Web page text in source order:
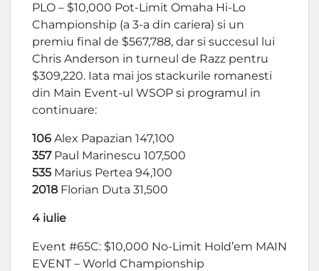
PLO – $10,000 Pot-Limit Omaha Hi-Lo
Championship (a 3-a din cariera) si un
premiu final de $567,788, dar si succesul lui
Chris Anderson in turneul de Razz pentru
$309,220. Iata mai jos stackurile romanesti
din Main Event-ul WSOP si programul in
continuare:
106 Alex Papazian 147,100
357Paul Marinescu 107,500
535 Marius Pertea 94,100
2018 Florian Duta 31,500
4 iulie
Event #65C: $10,000 No-Limit Hold’em MAIN
EVENT – World Championship